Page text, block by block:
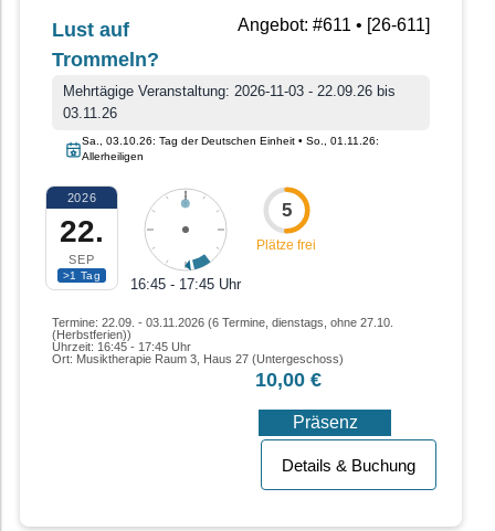
BGM-Angebot • Workshop/Sonstige Angebote
Angebot: #611 • [26-611]
Lust auf
Trommeln?
Mehrtägige Veranstaltung: 2026-11-03 - 22.09.26 bis
03.11.26
Sa., 03.10.26: Tag der Deutschen Einheit • So., 01.11.26:
Allerheiligen
2026
22.
SEP
>1 Tag
16:45 - 17:45 Uhr
5
Plätze frei
Termine: 22.09. - 03.11.2026 (6 Termine, dienstags, ohne 27.10.
(Herbstferien))
Uhrzeit: 16:45 - 17:45 Uhr
Ort: Musiktherapie Raum 3, Haus 27 (Untergeschoss)
10,00 €
Präsenz
Details & Buchung